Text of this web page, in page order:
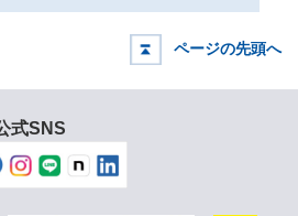
ページの先頭へ
式SNS